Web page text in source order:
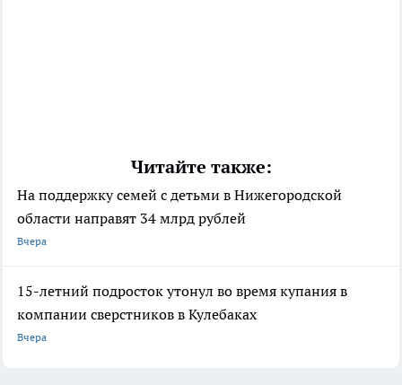
Читайте также:
На поддержку семей с детьми в Нижегородской
области направят 34 млрд рублей
Вчера
15-летний подросток утонул во время купания в
компании сверстников в Кулебаках
Вчера